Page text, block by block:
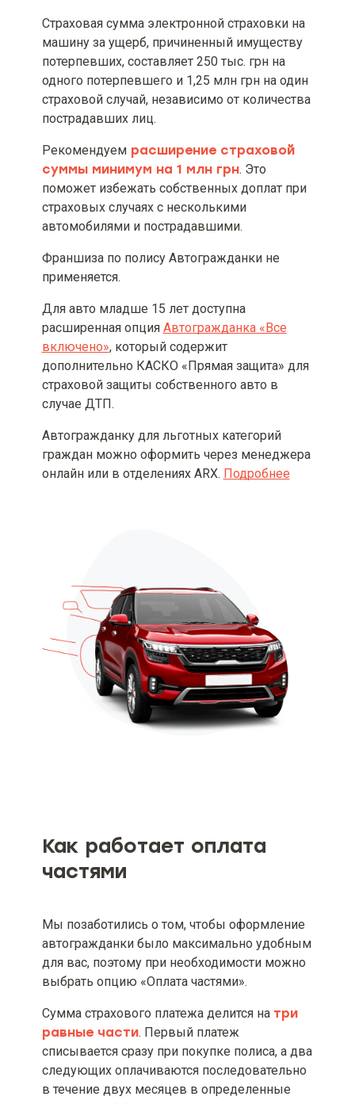
Порядок заключения и оплаты
договора обязательного
страхования гражданско-
правовой ответственности
владельцев наземных
транспортных средств и
способы получения информации
о факте внесения записи о
Перечень категорий физических
лиц, имеющих право на
уменьшение размера страховой
премии по внутреннему договору
ОСАГО
В случае смены владельца
обеспеченного ТС
Информация о МТСБУ
Основания и порядок
осуществления регламентной
выплаты МТСБУ
получения страховой выплаты по
прямому урегулированию
страхового случая.
наступлении страхового случая
без уважительных причин и
несвоевременную уплату
страховой премии или ее
последующей части
Информация о возможности
приобрести страховой продукт
отдельно, если такой продукт
предлагается вместе с
Условия получения скидки на
страховой продукт и
предложения страховщика (при
Перечень сведений, имеющих
существенное значение для
оценки страхового риска, и/или
информация о других
при определении размера
страховой премии
Оговорки для потребителя о
информацией до заключения
Страховая сумма электронной страховки на
машину за ущерб, причиненный имуществу
потерпевших, составляет 250 тыс. грн на
одного потерпевшего и 1,25 млн грн на один
страховой случай, независимо от количества
пострадавших лиц.
Рекомендуемрасширение страховой
суммы минимум на 1 млн грн. Это
поможет избежать собственных доплат при
страховых случаях с несколькими
автомобилями и пострадавшими.
Франшиза по полису Автогражданки не
применяется.
Для авто младше 15 лет доступна
расширенная опция Автогражданка «Все
включено», который содержит
дополнительно КАСКО «Прямая защита» для
страховой защиты собственного авто в
случае ДТП.
Автогражданку для льготных категорий
граждан можно оформить через менеджера
онлайн или в отделениях ARX. Подробнее
Как работает оплата
частями
Мы позаботились о том, чтобы оформление
автогражданки было максимально удобным
для вас, поэтому при необходимости можно
выбрать опцию «Оплата частями».
Сумма страхового платежа делится на три
равные части. Первый платеж
списывается сразу при покупке полиса, а два
следующих оплачиваются последовательно
в течение двух месяцев в определенные